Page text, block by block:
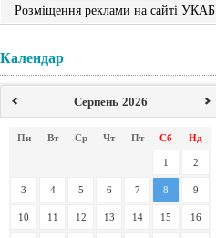
Розміщення реклами на сайті УКАБ
Календар
Серпень 2026
Пн Вт Ср Чт Пт Сб Нд
1 2
3 4 5 6 7 8 9
10 11 12 13 14 15 16